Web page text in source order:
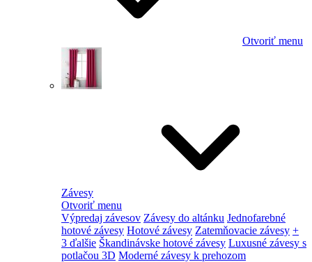
Otvoriť menu
Závesy
Otvoriť menu
Výpredaj závesov Závesy do altánku Jednofarebné
hotové závesy Hotové závesy Zatemňovacie závesy +
3 ďalšie Škandinávske hotové závesy Luxusné závesy s
potlačou 3D Moderné závesy k prehozom